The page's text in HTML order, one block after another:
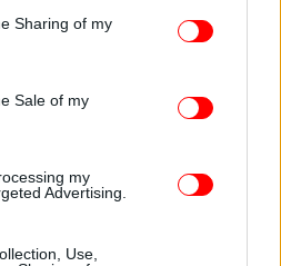
behaviour. You may click to
and its third-party tags to
purposes in below Google
Sharing of my
Sale of my
my
Advertising.
Use,
Κύπρο με ειδική